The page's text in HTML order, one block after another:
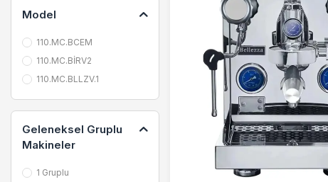
Model
110.MC.BCEM
110.MC.BİRV2
110.MC.BLLZV.1
Geleneksel Gruplu
Makineler
1 Gruplu